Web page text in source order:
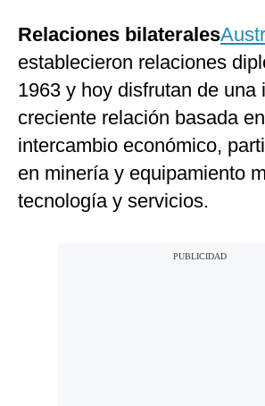
Relaciones bilaterales
establecieron relaciones
1963 y hoy disfrutan de una
creciente relación basada
intercambio económico,
en minería y equipamiento
tecnología y servicios.